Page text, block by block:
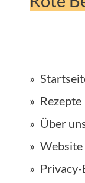
Rezepte
Über